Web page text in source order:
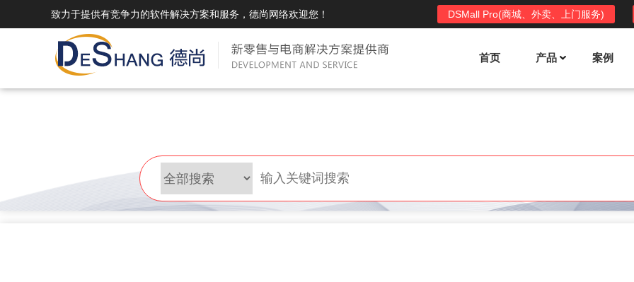
致力于提供有竞争力的软件解决方案和服务，德尚网络欢迎您！ DSMall Pro(商城、外卖、上门服务)
首页 产品
DSMall Pro功能列表
DSMall Pro支持商城购物，外卖，上门
服务，短视频等功能。
DSMall功能列表
系统支持平台自营、分销、拼团、限时
折扣、优惠套装、微信、小程序等
DSShop功能列表
案例